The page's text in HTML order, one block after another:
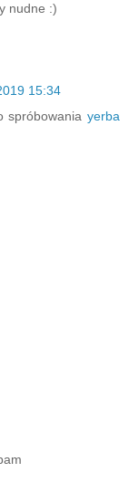
nudne :)
15:34
spróbowania yerba